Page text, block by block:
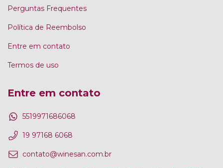
Perguntas Frequentes
Política de Reembolso
Entre em contato
Termos de uso
Entre em contato
5519971686068
19 97168 6068
contato@winesan.com.br